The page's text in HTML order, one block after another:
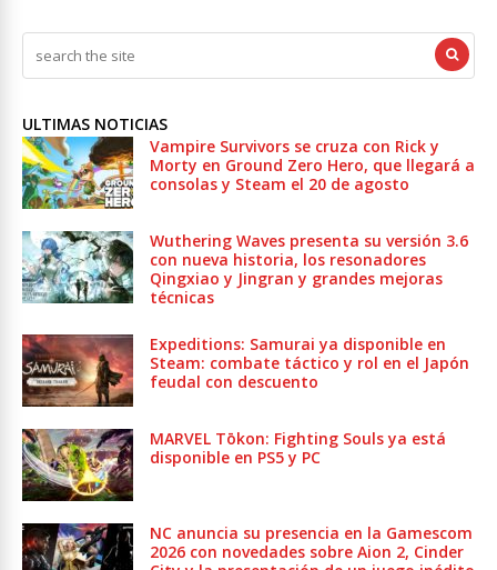
ULTIMAS NOTICIAS
Vampire Survivors se cruza con Rick y
Morty en Ground Zero Hero, que llegará a
consolas y Steam el 20 de agosto
Wuthering Waves presenta su versión 3.6
con nueva historia, los resonadores
Qingxiao y Jingran y grandes mejoras
técnicas
Expeditions: Samurai ya disponible en
Steam: combate táctico y rol en el Japón
feudal con descuento
MARVEL Tōkon: Fighting Souls ya está
disponible en PS5 y PC
NC anuncia su presencia en la Gamescom
2026 con novedades sobre Aion 2, Cinder